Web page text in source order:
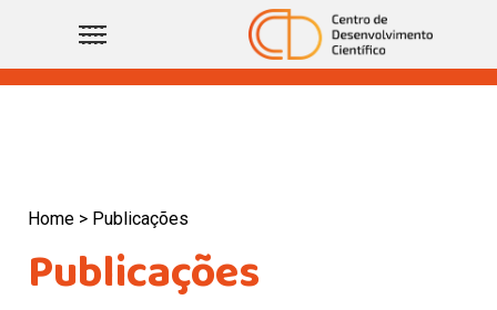
Home > Publicações
Publicações